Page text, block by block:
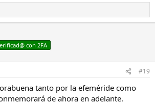
con 2FA
#19
tanto por la efeméride como
de ahora en adelante.